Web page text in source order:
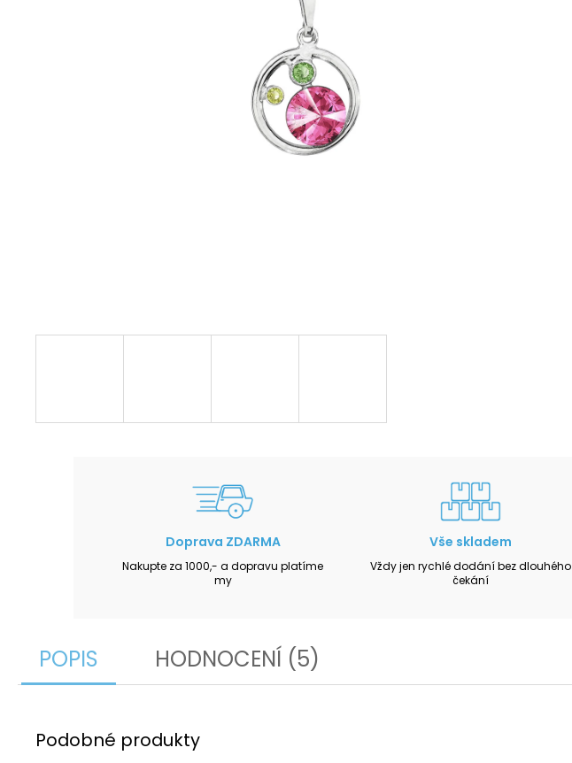
Doprava ZDARMA
Nakupte za 1000,- a dopravu platíme
my
Vše skladem
Vždy jen rychlé dodání bez dlouhého
čekání
POPIS HODNOCENÍ (5)
NÁHRDELNÍK KOLEČKO A HRUŠKY